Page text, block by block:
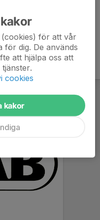
för att vår
för dig. De används
att hjälpa oss att
cookies
kakor